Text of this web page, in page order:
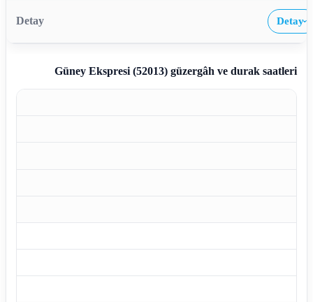
Detay›
Güney Ekspresi (52013)güzergâh ve durak saatleri